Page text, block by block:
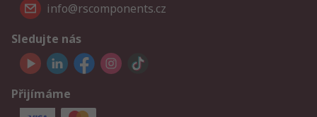
info@rscomponents.cz
Sledujte nás
Přijímáme